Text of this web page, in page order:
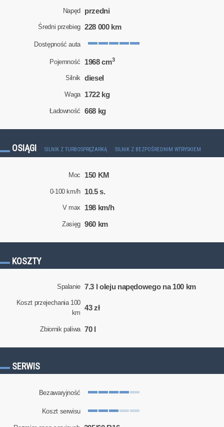
Napęd przedni
Średni przebieg 228 000 km
Dostępność auta
Pojemność 1968 cm3
Silnik diesel
Waga 1722 kg
Ładowność 668 kg
OSIĄGI SILNIK Z TURBOSPRĘŻARKĄ SILNIK Z BEZPOŚREDNIM WTRYSKIEM
Moc 150 KM
0-100 km/h 10.5 s.
V max 198 km/h
Zasięg 960 km
KOSZTY
Spalanie 7.3 l oleju napędowego na 100 km
Koszt przejechania 100
km
43 zł
Zbiornik paliwa 70 l
SERWIS
Bezawaryjność
Koszt serwisu